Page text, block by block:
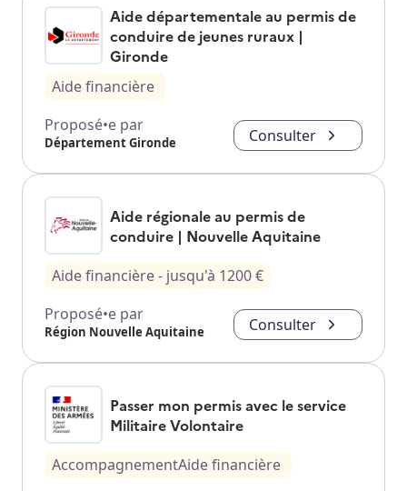
Aide départementale au permis de
conduire de jeunes ruraux |
Gironde
Aide financière
Proposé•e par
Département Gironde Consulter
Aide régionale au permis de
conduire | Nouvelle Aquitaine
Aide financière- jusqu'à 1200€
Proposé•e par
Région Nouvelle Aquitaine Consulter
Passer mon permis avec le service
Militaire Volontaire
AccompagnementAide financière